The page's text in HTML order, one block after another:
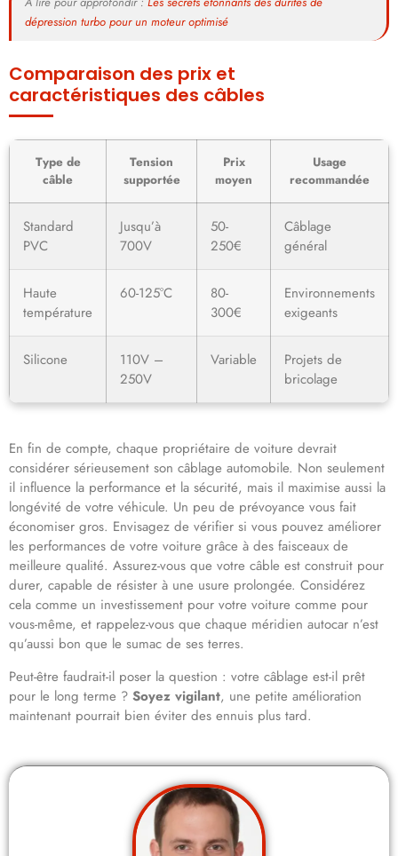
dépression turbo pour un moteur optimisé
Comparaison des prix et
caractéristiques des câbles
Type de
câble
Tension
supportée
Prix
moyen
Usage
recommandée
Standard
PVC
Jusqu’à
700V
50-
250€
Câblage
général
Haute
température
60-125°C
80-
300€
Environnements
exigeants
Silicone
110V –
250V
Variable
Projets de
bricolage
En fin de compte, chaque propriétaire de voiture devrait
considérer sérieusement son câblage automobile. Non seulement
il influence la performance et la sécurité, mais il maximise aussi la
longévité de votre véhicule. Un peu de prévoyance vous fait
économiser gros. Envisagez de vérifier si vous pouvez améliorer
les performances de votre voiture grâce à des faisceaux de
meilleure qualité. Assurez-vous que votre câble est construit pour
durer, capable de résister à une usure prolongée. Considérez
cela comme un investissement pour votre voiture comme pour
vous-même, et rappelez-vous que chaque méridien autocar n’est
qu’aussi bon que le sumac de ses terres.
Peut-être faudrait-il poser la question : votre câblage est-il prêt
pour le long terme ? Soyez vigilant, une petite amélioration
maintenant pourrait bien éviter des ennuis plus tard.